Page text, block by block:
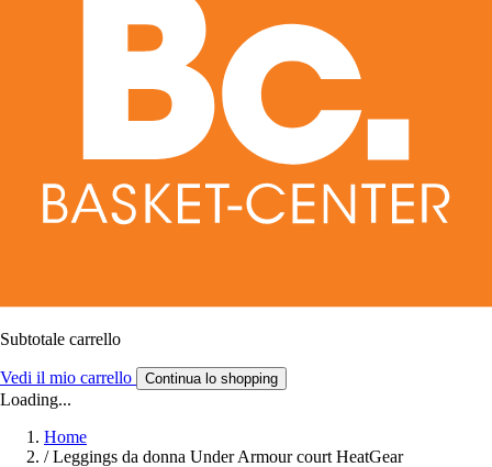
Subtotale carrello
Vedi il mio carrello Continua lo shopping
Loading...
Home
/ Leggings da donna Under Armour court HeatGear